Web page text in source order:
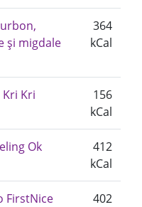
și migdale
364
kCal
Kri
156
kCal
Ok
412
kCal
FirstNice
402